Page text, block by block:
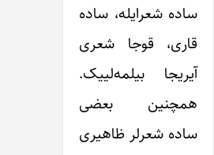
ساده شعرایله، ساده
قاری، قوجا شعری
آیریجا بیلمه‌لییک.
همچنین بعضی
ساده شعرلر ظاهیری